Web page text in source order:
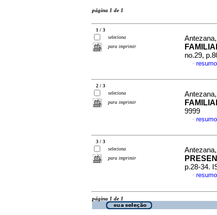
página 1 de 1
1 / 3
seleciona
para imprimir
no.29,
·
2 / 3
seleciona
para imprimir
9999
·
3 / 3
seleciona
para imprimir
p.28-34.
·
página 1 de 1